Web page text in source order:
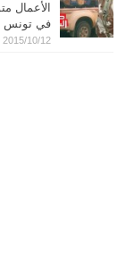
الأعمال
في تونس
2015/10/12